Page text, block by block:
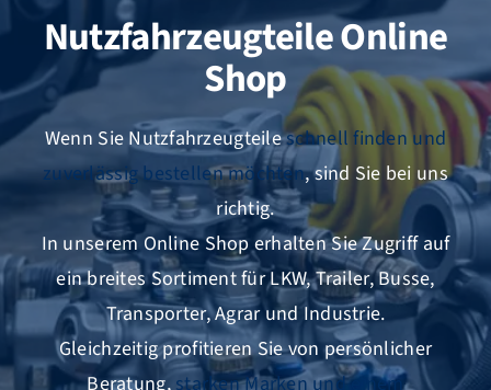
KATALOGE
ÜBER UNS
Nutzfahrzeugteile Online
Shop
Wenn Sie Nutzfahrzeugteileschnell finden und
zuverlässig bestellen möchten, sind Sie bei uns
richtig.
In unserem Online Shop erhalten Sie Zugriff auf
ein breites Sortiment für LKW, Trailer, Busse,
Transporter, Agrar und Industrie.
Gleichzeitig profitieren Sie von persönlicher
Beratung, starken Marken und einem